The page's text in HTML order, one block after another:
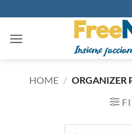
contenuti
HOME / ORGANIZER